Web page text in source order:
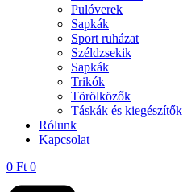
Pulóverek
Sapkák
Sport ruházat
Széldzsekik
Sapkák
Trikók
Törölközők
Táskák és kiegészítők
Rólunk
Kapcsolat
0 Ft 0